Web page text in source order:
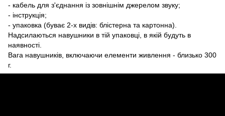
- кабель для з'єднання із зовнішнім джерелом звуку;
- інструкція;
- упаковка (буває 2-х видів: блістерна та картонна).
Надсилаються навушники в тій упаковці, в якій будуть в
наявності.
Вага навушників, включаючи елементи живлення - близько 300
г.